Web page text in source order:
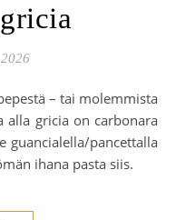
alla gricia on carbonara
guancialella/pancettalla
ihana pasta siis.